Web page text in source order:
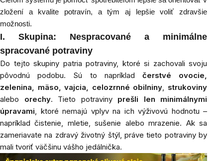
zložení a kvalite potravín, a tým aj lepšie voliť zdravšie
možnosti.
I. Skupina: Nespracované a minimálne
spracované potraviny
Do tejto skupiny patria potraviny, ktoré si zachovali svoju
pôvodnú podobu. Sú to napríklad čerstvé ovocie,
zelenina, mäso, vajcia, celozrnné obilniny, strukoviny
alebo orechy. Tieto potraviny prešli len minimálnymi
úpravami, ktoré nemajú vplyv na ich výživovú hodnotu –
napríklad čistenie, mletie, sušenie alebo mrazenie. Ak sa
zameriavate na zdravý životný štýl, práve tieto potraviny by
mali tvoriť väčšinu vášho jedálnička.